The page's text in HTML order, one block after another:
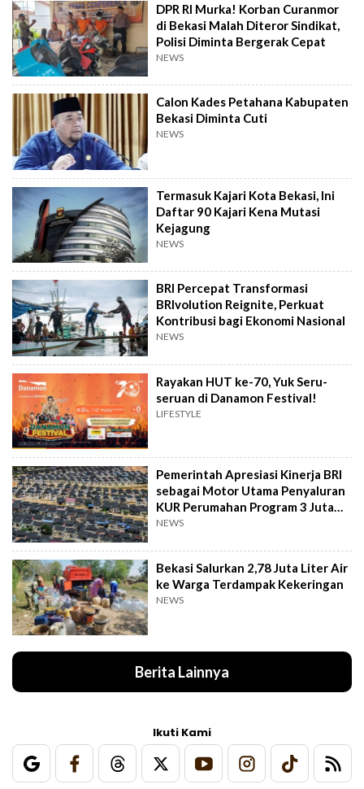
DPR RI Murka! Korban Curanmor
di Bekasi Malah Diteror Sindikat,
Polisi Diminta Bergerak Cepat
NEWS
Calon Kades Petahana Kabupaten
Bekasi Diminta Cuti
NEWS
Termasuk Kajari Kota Bekasi, Ini
Daftar 90 Kajari Kena Mutasi
Kejagung
NEWS
BRI Percepat Transformasi
BRIvolution Reignite, Perkuat
Kontribusi bagi Ekonomi Nasional
NEWS
Rayakan HUT ke-70, Yuk Seru-
seruan di Danamon Festival!
LIFESTYLE
Pemerintah Apresiasi Kinerja BRI
sebagai Motor Utama Penyaluran
KUR Perumahan Program 3 Juta
Rumah
NEWS
Bekasi Salurkan 2,78 Juta Liter Air
ke Warga Terdampak Kekeringan
NEWS
Berita Lainnya
Ikuti Kami